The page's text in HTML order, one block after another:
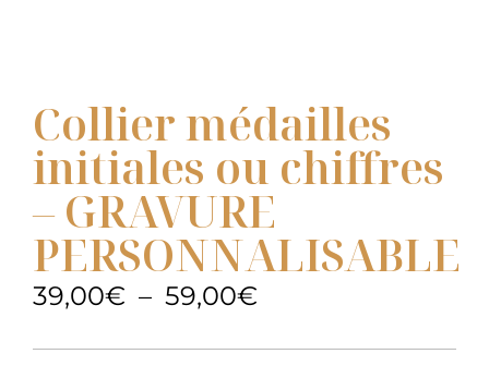
Collier médailles
initiales ou chiffres
– GRAVURE
PERSONNALISABLE
39,00€ – 59,00€